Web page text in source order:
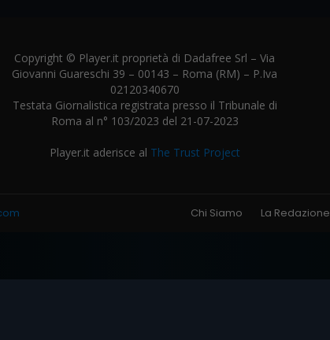
Copyright © Player.it proprietà di Dadafree Srl – Via
Giovanni Guareschi 39 – 00143 – Roma (RM) – P.Iva
02120340670
Testata Giornalistica registrata presso il Tribunale di
Roma al n° 103/2023 del 21-07-2023
Player.it aderisce al The Trust Project
Chi Siamo La Redazione